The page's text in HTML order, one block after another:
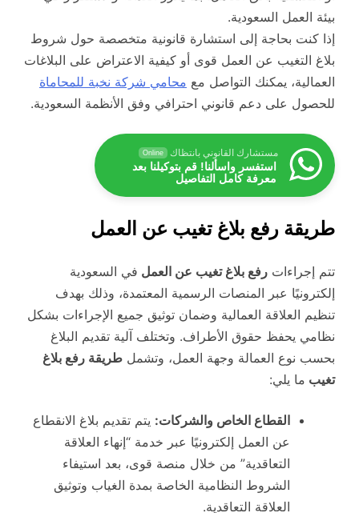
بيئة العمل السعودية.
إذا كنت بحاجة إلى استشارة قانونية متخصصة حول شروط
بلاغ التغيب عن العمل قوى أو كيفية الاعتراض على البلاغات
العمالية، يمكنك التواصل مع محامي شركة نخبة للمحاماة
للحصول على دعم قانوني احترافي وفق الأنظمة السعودية.
مستشارك القانوني بانتظاك Online
استفسر واسألنا! قم بتوكيلنا بعد
معرفة كامل التفاصيل
طريقة رفع بلاغ تغيب عن العمل
تتم إجراءات رفع بلاغ تغيب عن العمل في السعودية
إلكترونيًا عبر المنصات الرسمية المعتمدة، وذلك بهدف
تنظيم العلاقة العمالية وضمان توثيق جميع الإجراءات بشكل
نظامي يحفظ حقوق الأطراف. وتختلف آلية تقديم البلاغ
بحسب نوع العمالة وجهة العمل، وتشمل طريقة رفع بلاغ
تغيب ما يلي:
القطاع الخاص والشركات: يتم تقديم بلاغ الانقطاع
عن العمل إلكترونيًا عبر خدمة “إنهاء العلاقة
التعاقدية” من خلال منصة قوى، بعد استيفاء
الشروط النظامية الخاصة بمدة الغياب وتوثيق
العلاقة التعاقدية.